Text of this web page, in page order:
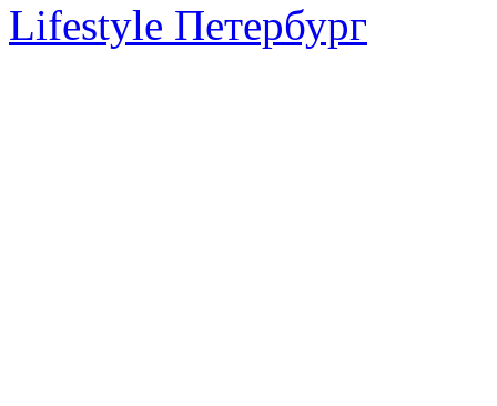
Lifestyle Петербург